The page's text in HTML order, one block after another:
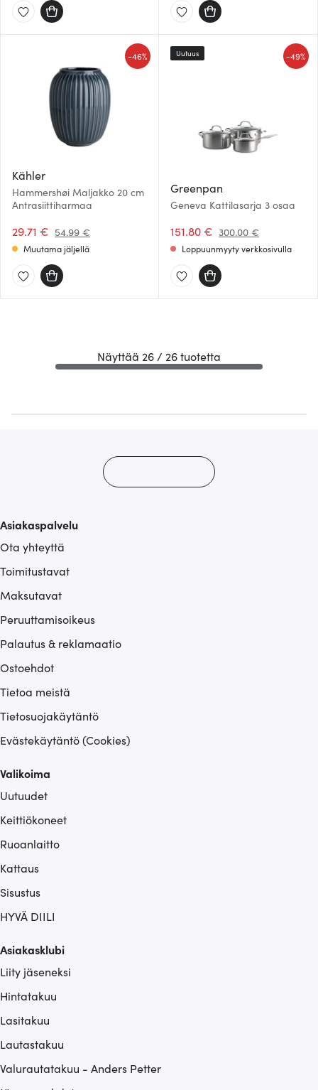
Kähler
Hammershøi Maljakko 20 cm
Antrasiittiharmaa
29.71 € 54.99 €
-46%
Muutama jäljellä
Greenpan
Geneva Kattilasarja 3 osaa
151.80 € 300.00 €
-49%
Uutuus
Loppuunmyyty verkkosivulla
Näyttää 26 / 26 tuotetta
Asiakaspalvelu
Ota yhteyttä
Toimitustavat
Maksutavat
Peruuttamisoikeus
Palautus & reklamaatio
Ostoehdot
Tietoa meistä
Tietosuojakäytäntö
Evästekäytäntö (Cookies)
Valikoima
Uutuudet
Keittiökoneet
Ruoanlaitto
Kattaus
Sisustus
HYVÄ DIILI
Asiakasklubi
Liity jäseneksi
Hintatakuu
Lasitakuu
Lautastakuu
Valurautatakuu - Anders Petter